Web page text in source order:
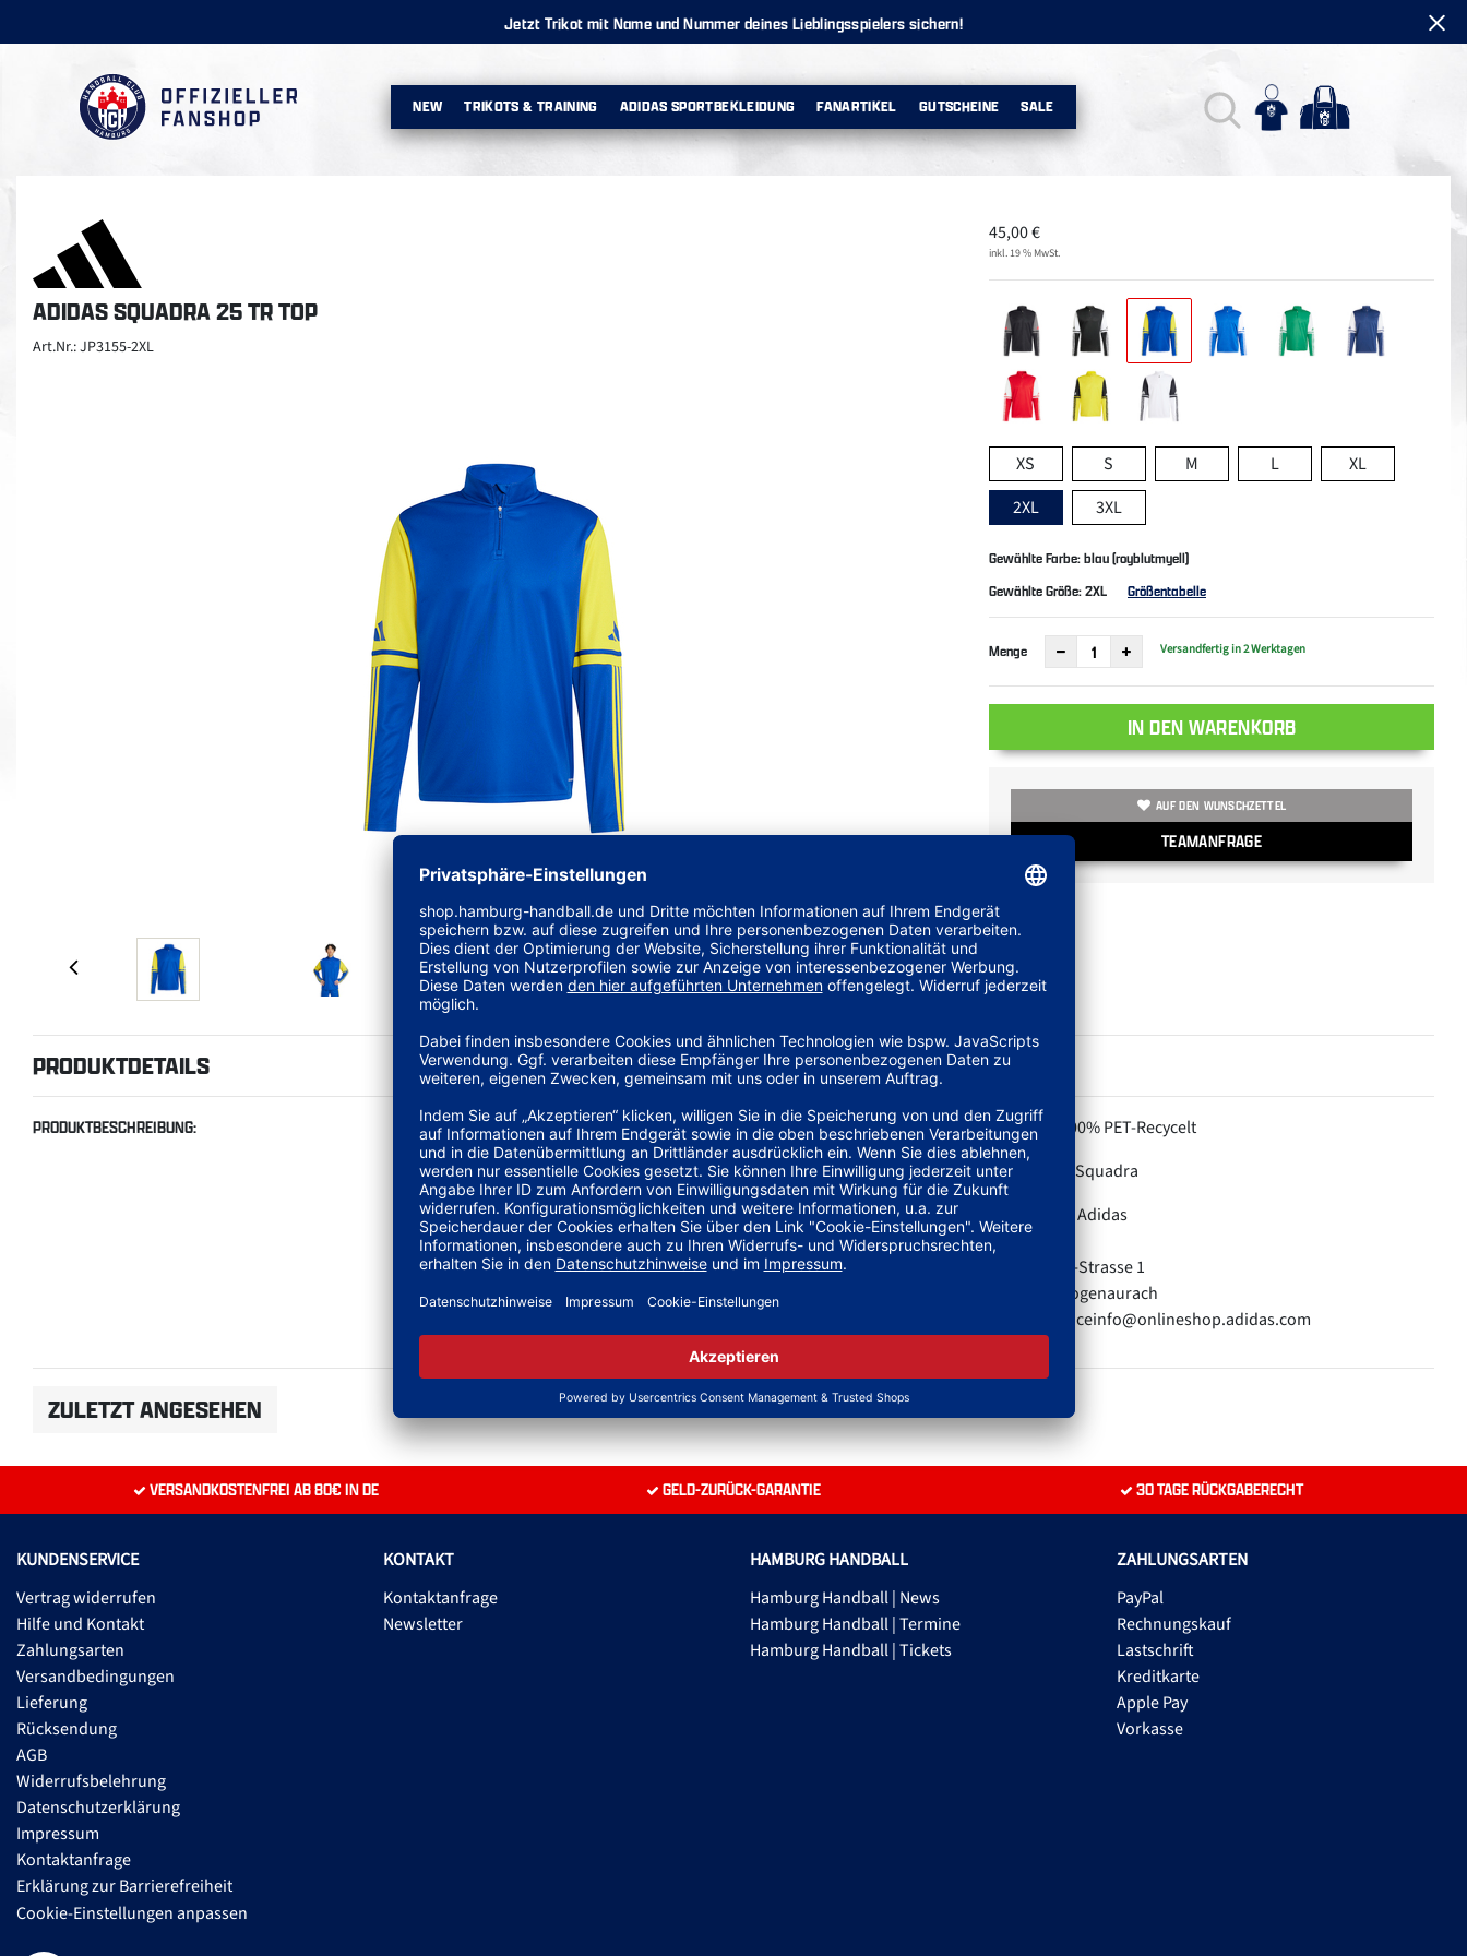
Jetzt Trikot mit Name und Nummer deines Lieblingsspielers sichern!
NEW TRIKOTS & TRAINING ADIDAS SPORTBEKLEIDUNG FANARTIKEL GUTSCHEINE SALE
ADIDAS SQUADRA 25 TR TOP
Art.Nr.: JP3155-2XL
45,00€
inkl. 19 % MwSt.
XS S M L
XL
2XL
3XL
Gewählte Farbe: blau (royblutmyell)
Gewählte Größe:2XL Größentabelle
Menge Versandfertig in 2 Werktagen
IN DEN WARENKORB
AUF DEN WUNSCHZETTEL
TEAMANFRAGE
PRODUKTDETAILS
PRODUKTBESCHREIBUNG: MATERIAL: 100% PET-Recycelt
KOLLEKTION: Squadra
Adidas
adidas AG
Adi-Dassler-Strasse 1
91074 Herzogenaurach
E-Mail: serviceinfo@onlineshop.adidas.com
ZULETZT ANGESEHEN
VERSANDKOSTENFREI AB 80€ IN DE GELD-ZURÜCK-GARANTIE 30 TAGE RÜCKGABERECHT
KUNDENSERVICE
Vertrag widerrufen
Hilfe und Kontakt
Zahlungsarten
Versandbedingungen
Lieferung
Rücksendung
AGB
Widerrufsbelehrung
Datenschutzerklärung
Impressum
Kontaktanfrage
Erklärung zur Barrierefreiheit
Cookie-Einstellungen anpassen
KONTAKT
Kontaktanfrage
Newsletter
HAMBURG HANDBALL
Hamburg Handball | News
Hamburg Handball | Termine
Hamburg Handball | Tickets
ZAHLUNGSARTEN
PayPal
Rechnungskauf
Lastschrift
Kreditkarte
Apple Pay
Vorkasse